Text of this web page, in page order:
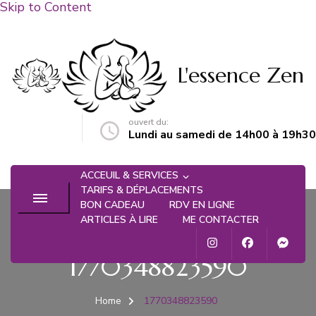
Skip to Content
L'essence Zen
ouvert du:
Lundi au samedi de 14h00 à 19h30
ACCEUIL & SERVICES
TARIFS & DÉPLACEMENTS
BON CADEAU
RDV EN LIGNE
ARTICLES À LIRE
ME CONTACTER
1770348823590
Home 1770348823590